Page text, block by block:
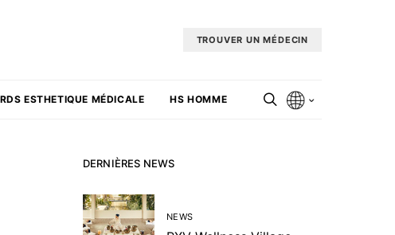
TROUVER UN MÉDECIN
ESTHETIQUE MÉDICALE HS HOMME
DERNIÈRES NEWS
NEWS